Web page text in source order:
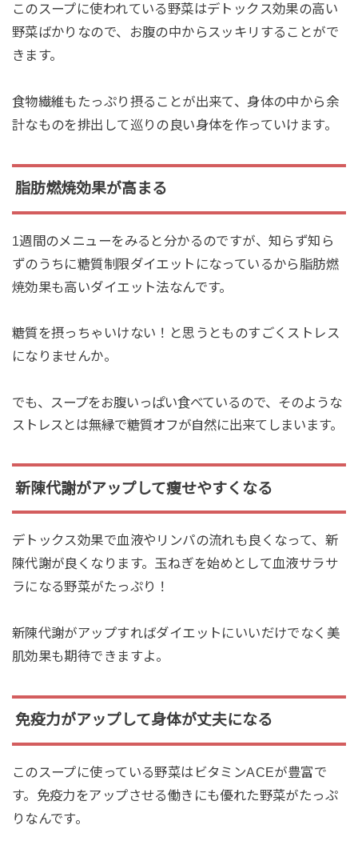
このスープに使われている野菜はデトックス効果の高い
野菜ばかりなので、お腹の中からスッキリすることがで
きます。
食物繊維もたっぷり摂ることが出来て、身体の中から余
計なものを排出して巡りの良い身体を作っていけます。
脂肪燃焼効果が高まる
1週間のメニューをみると分かるのですが、知らず知ら
ずのうちに糖質制限ダイエットになっているから脂肪燃
焼効果も高いダイエット法なんです。
糖質を摂っちゃいけない！と思うとものすごくストレス
になりませんか。
でも、スープをお腹いっぱい食べているので、そのような
ストレスとは無縁で糖質オフが自然に出来てしまいます。
新陳代謝がアップして痩せやすくなる
デトックス効果で血液やリンパの流れも良くなって、新
陳代謝が良くなります。玉ねぎを始めとして血液サラサ
ラになる野菜がたっぷり！
新陳代謝がアップすればダイエットにいいだけでなく美
肌効果も期待できますよ。
免疫力がアップして身体が丈夫になる
このスープに使っている野菜はビタミンACEが豊富で
す。免疫力をアップさせる働きにも優れた野菜がたっぷ
りなんです。